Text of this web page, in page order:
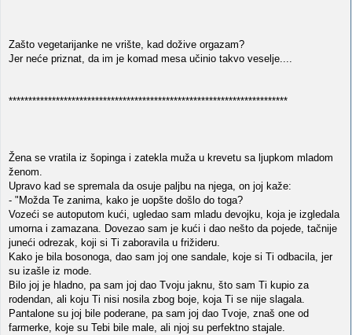
Zašto vegetarijanke ne vrište, kad dožive orgazam?
Jer neće priznat, da im je komad mesa učinio takvo veselje....
***********************************************************************
Žena se vratila iz šopinga i zatekla muža u krevetu sa ljupkom mladom
ženom.
Upravo kad se spremala da osuje paljbu na njega, on joj kaže:
- "Možda Te zanima, kako je uopšte došlo do toga?
Vozeći se autoputom kući, ugledao sam mladu devojku, koja je izgledala
umorna i zamazana. Dovezao sam je kući i dao nešto da pojede, tačnije
juneći odrezak, koji si Ti zaboravila u frižideru.
Kako je bila bosonoga, dao sam joj one sandale, koje si Ti odbacila, jer
su izašle iz mode.
Bilo joj je hladno, pa sam joj dao Tvoju jaknu, što sam Ti kupio za
rodendan, ali koju Ti nisi nosila zbog boje, koja Ti se nije slagala.
Pantalone su joj bile poderane, pa sam joj dao Tvoje, znaš one od
farmerke, koje su Tebi bile male, ali njoj su perfektno stajale.